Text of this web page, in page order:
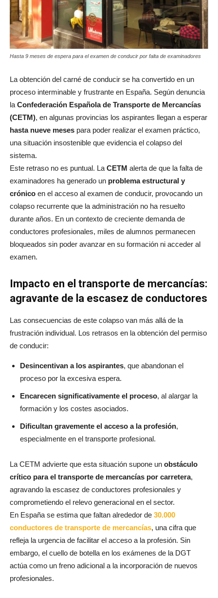
Hasta 9 meses de espera para el examen de conducir por falta de examinadores
La obtención del carné de conducir se ha convertido en un
proceso interminable y frustrante en España. Según denuncia
la Confederación Española de Transporte de Mercancías
(CETM), en algunas provincias los aspirantes llegan a esperar
hasta nueve meses para poder realizar el examen práctico,
una situación insostenible que evidencia el colapso del
sistema.
Este retraso no es puntual. La CETM alerta de que la falta de
examinadores ha generado un problema estructural y
crónico en el acceso al examen de conducir, provocando un
colapso recurrente que la administración no ha resuelto
durante años. En un contexto de creciente demanda de
conductores profesionales, miles de alumnos permanecen
bloqueados sin poder avanzar en su formación ni acceder al
examen.
Impacto en el transporte de mercancías:
agravante de la escasez de conductores
Las consecuencias de este colapso van más allá de la
frustración individual. Los retrasos en la obtención del permiso
de conducir:
Desincentivan a los aspirantes, que abandonan el
proceso por la excesiva espera.
Encarecen significativamente el proceso, al alargar la
formación y los costes asociados.
Dificultan gravemente el acceso a la profesión,
especialmente en el transporte profesional.
La CETM advierte que esta situación supone un obstáculo
crítico para el transporte de mercancías por carretera,
agravando la escasez de conductores profesionales y
comprometiendo el relevo generacional en el sector.
En España se estima que faltan alrededor de 30.000
conductores de transporte de mercancías, una cifra que
refleja la urgencia de facilitar el acceso a la profesión. Sin
embargo, el cuello de botella en los exámenes de la DGT
actúa como un freno adicional a la incorporación de nuevos
profesionales.